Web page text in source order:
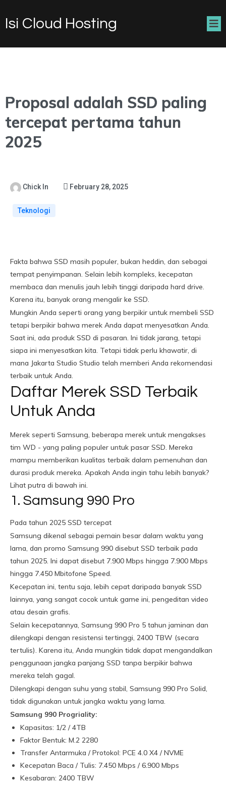
Isi Cloud Hosting
Proposal adalah SSD paling
tercepat pertama tahun
2025
Chick In February 28, 2025
Teknologi
Fakta bahwa SSD masih populer, bukan heddin, dan sebagai
tempat penyimpanan. Selain lebih kompleks, kecepatan
membaca dan menulis jauh lebih tinggi daripada hard drive.
Karena itu, banyak orang mengalir ke SSD.
Mungkin Anda seperti orang yang berpikir untuk membeli SSD
tetapi berpikir bahwa merek Anda dapat menyesatkan Anda.
Saat ini, ada produk SSD di pasaran. Ini tidak jarang, tetapi
siapa ini menyesatkan kita. Tetapi tidak perlu khawatir, di
mana Jakarta Studio Studio telah memberi Anda rekomendasi
terbaik untuk Anda.
Daftar Merek SSD Terbaik
Untuk Anda
Merek seperti Samsung, beberapa merek untuk mengakses
tim WD - yang paling populer untuk pasar SSD. Mereka
mampu memberikan kualitas terbaik dalam pemenuhan dan
durasi produk mereka. Apakah Anda ingin tahu lebih banyak?
Lihat putra di bawah ini.
1. Samsung 990 Pro
Pada tahun 2025 SSD tercepat
Samsung dikenal sebagai pemain besar dalam waktu yang
lama, dan promo Samsung 990 disebut SSD terbaik pada
tahun 2025. Ini dapat disebut 7.900 Mbps hingga 7.900 Mbps
hingga 7.450 Mbitofone Speed.
Kecepatan ini, tentu saja, lebih cepat daripada banyak SSD
lainnya, yang sangat cocok untuk game ini, pengeditan video
atau desain grafis.
Selain kecepatannya, Samsung 990 Pro 5 tahun jaminan dan
dilengkapi dengan resistensi tertinggi, 2400 TBW (secara
tertulis). Karena itu, Anda mungkin tidak dapat mengandalkan
penggunaan jangka panjang SSD tanpa berpikir bahwa
mereka telah gagal.
Dilengkapi dengan suhu yang stabil, Samsung 990 Pro Solid,
tidak digunakan untuk jangka waktu yang lama.
Samsung 990 Progriality:
Kapasitas: 1/2 / 4TB
Faktor Bentuk: M.2 2280
Transfer Antarmuka / Protokol: PCE 4.0 X4 / NVME
Kecepatan Baca / Tulis: 7.450 Mbps / 6.900 Mbps
Kesabaran: 2400 TBW